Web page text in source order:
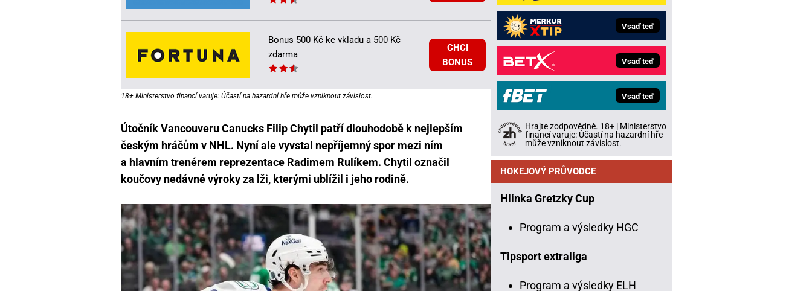
Bonus 500 Kč ke vkladu a 500 Kč
zdarma
CHCI
BONUS
18+ Ministerstvo financí varuje: Účastí na hazardní hře může vzniknout závislost.
Útočník Vancouveru Canucks Filip Chytil patří dlouhodobě k nejlepším
českým hráčům v NHL. Nyní ale vyvstal nepříjemný spor mezi ním
a hlavním trenérem reprezentace Radimem Rulíkem. Chytil označil
koučovy nedávné výroky za lži, kterými ublížil i jeho rodině.
Vsaď teď
Vsaď teď
Vsaď teď
Hrajte zodpovědně. 18+ | Ministerstvo
financí varuje: Účastí na hazardní hře
může vzniknout závislost.
HOKEJOVÝ PRŮVODCE
Hlinka Gretzky Cup
Program a výsledky HGC
Tipsport extraliga
Program a výsledky ELH